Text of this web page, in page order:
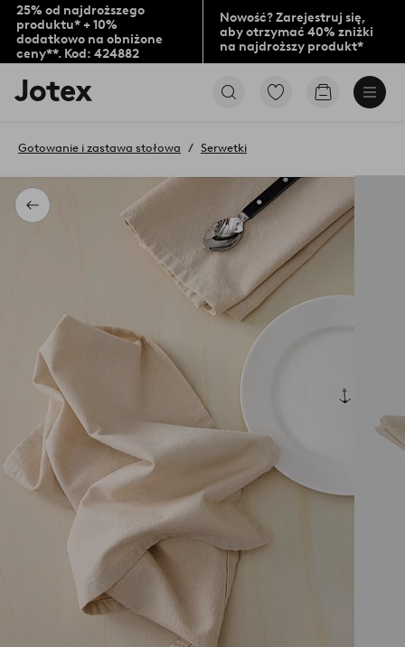
25% od najdroższego
produktu* + 10%
dodatkowo na obniżone
ceny**. Kod: 424882
Nowość? Zarejestruj się,
aby otrzymać 40% zniżki
na najdroższy produkt*
Logo
Jotex
na
stronę
PrzejdźPrzejdź
Powrót
Gotowanie i zastawa stołowa Serwetki